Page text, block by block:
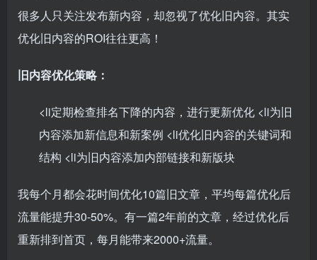
很多人只关注发布新内容，却忽视了优化旧内容。其实
优化旧内容的ROI往往更高！
旧内容优化策略：
<li定期检查排名下降的内容，进行更新优化 <li为旧
内容添加新信息和新案例 <li优化旧内容的关键词和
结构 <li为旧内容添加内部链接和新版块
我每个月都会花时间优化10篇旧文章，平均每篇优化后
流量能提升30-50%。有一篇2年前的文章，经过优化后
重新排到首页，每月能带来2000+流量。